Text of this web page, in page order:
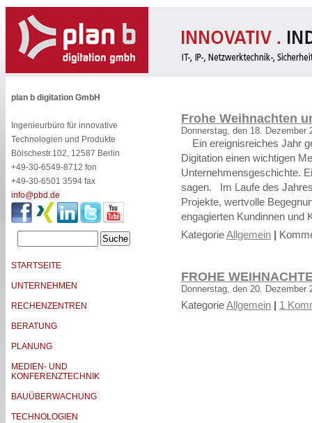
plan b digitation GmbH
Ingenieurbüro für innovative
Technologien und Produkte
Bölschestr.102, 12587 Berlin
+49-30-6549-8712 fon
+49-30-6501 3594 fax
info@pbd.de
STARTSEITE
UNTERNEHMEN
RECHENZENTREN
BERATUNG
PLANUNG
MEDIEN- UND
KONFERENZTECHNIK
BAUÜBERWACHUNG
TECHNOLOGIEN
Frohe Weihnachten
Donnerstag, den 18. Dezember
Ein ereignisreiches Jahr
Digitation einen wichtigen
Unternehmensgeschichte.
sagen. Im Laufe des
Projekte, wertvolle
engagierten Kundinnen und
KategorieAllgemein |
FROHE
Donnerstag, den 20. Dezember
KategorieAllgemein | 1